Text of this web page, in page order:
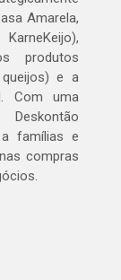
Amarela,
produtos
e a
Com uma
famílias e
compras